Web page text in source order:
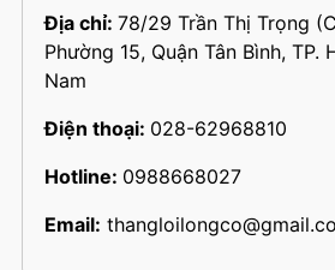
Địa chỉ: 78/29 Trần Thị Trọng
Phường 15, Quận Tân Bình, TP.
Nam
Điện thoại: 028-62968810
Hotline: 0988668027
Email: